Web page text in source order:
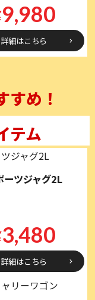
9,980
詳細はこちら
すめ！
テム
ーツジャグ2L
3,480
詳細はこちら